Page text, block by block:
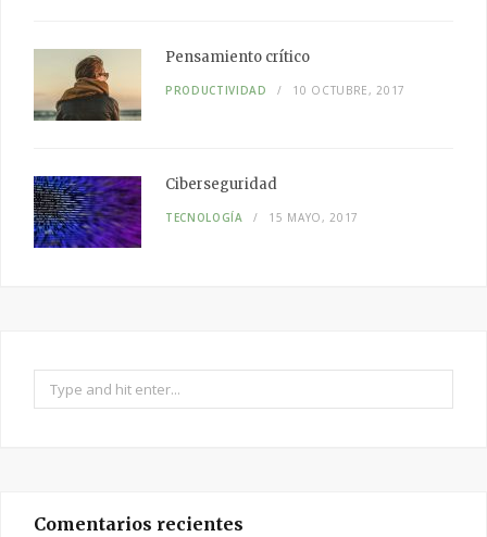
Pensamiento crítico
PRODUCTIVIDAD 10 OCTUBRE, 2017
Ciberseguridad
TECNOLOGÍA 15 MAYO, 2017
Search
for:
Comentarios recientes